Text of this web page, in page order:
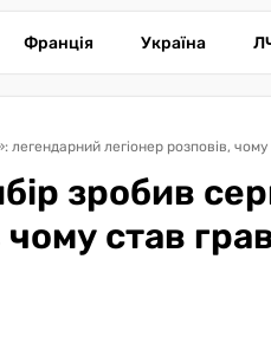
Франція Україна
легіонер розповів,
зробив
чому став